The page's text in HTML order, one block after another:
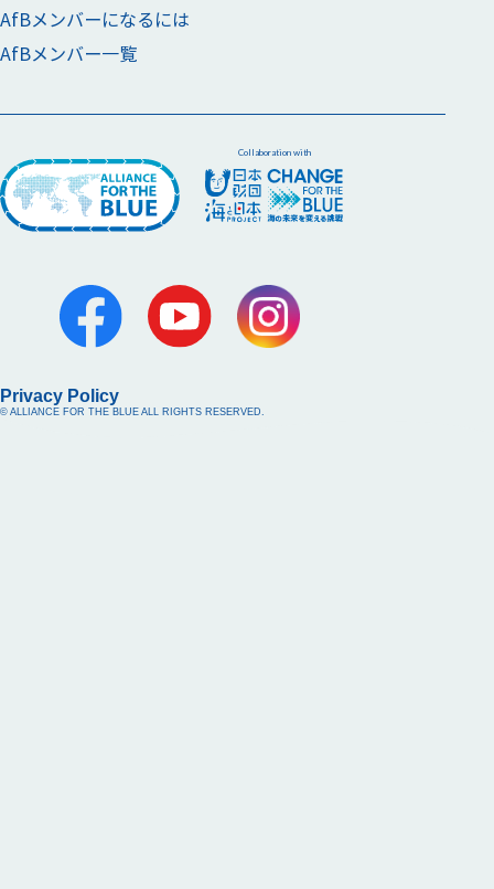
AfBメンバーになるには
AfBメンバー一覧
Collaboration with
© ALLIANCE FOR THE BLUE ALL RIGHTS RESERVED.
Privacy Policy